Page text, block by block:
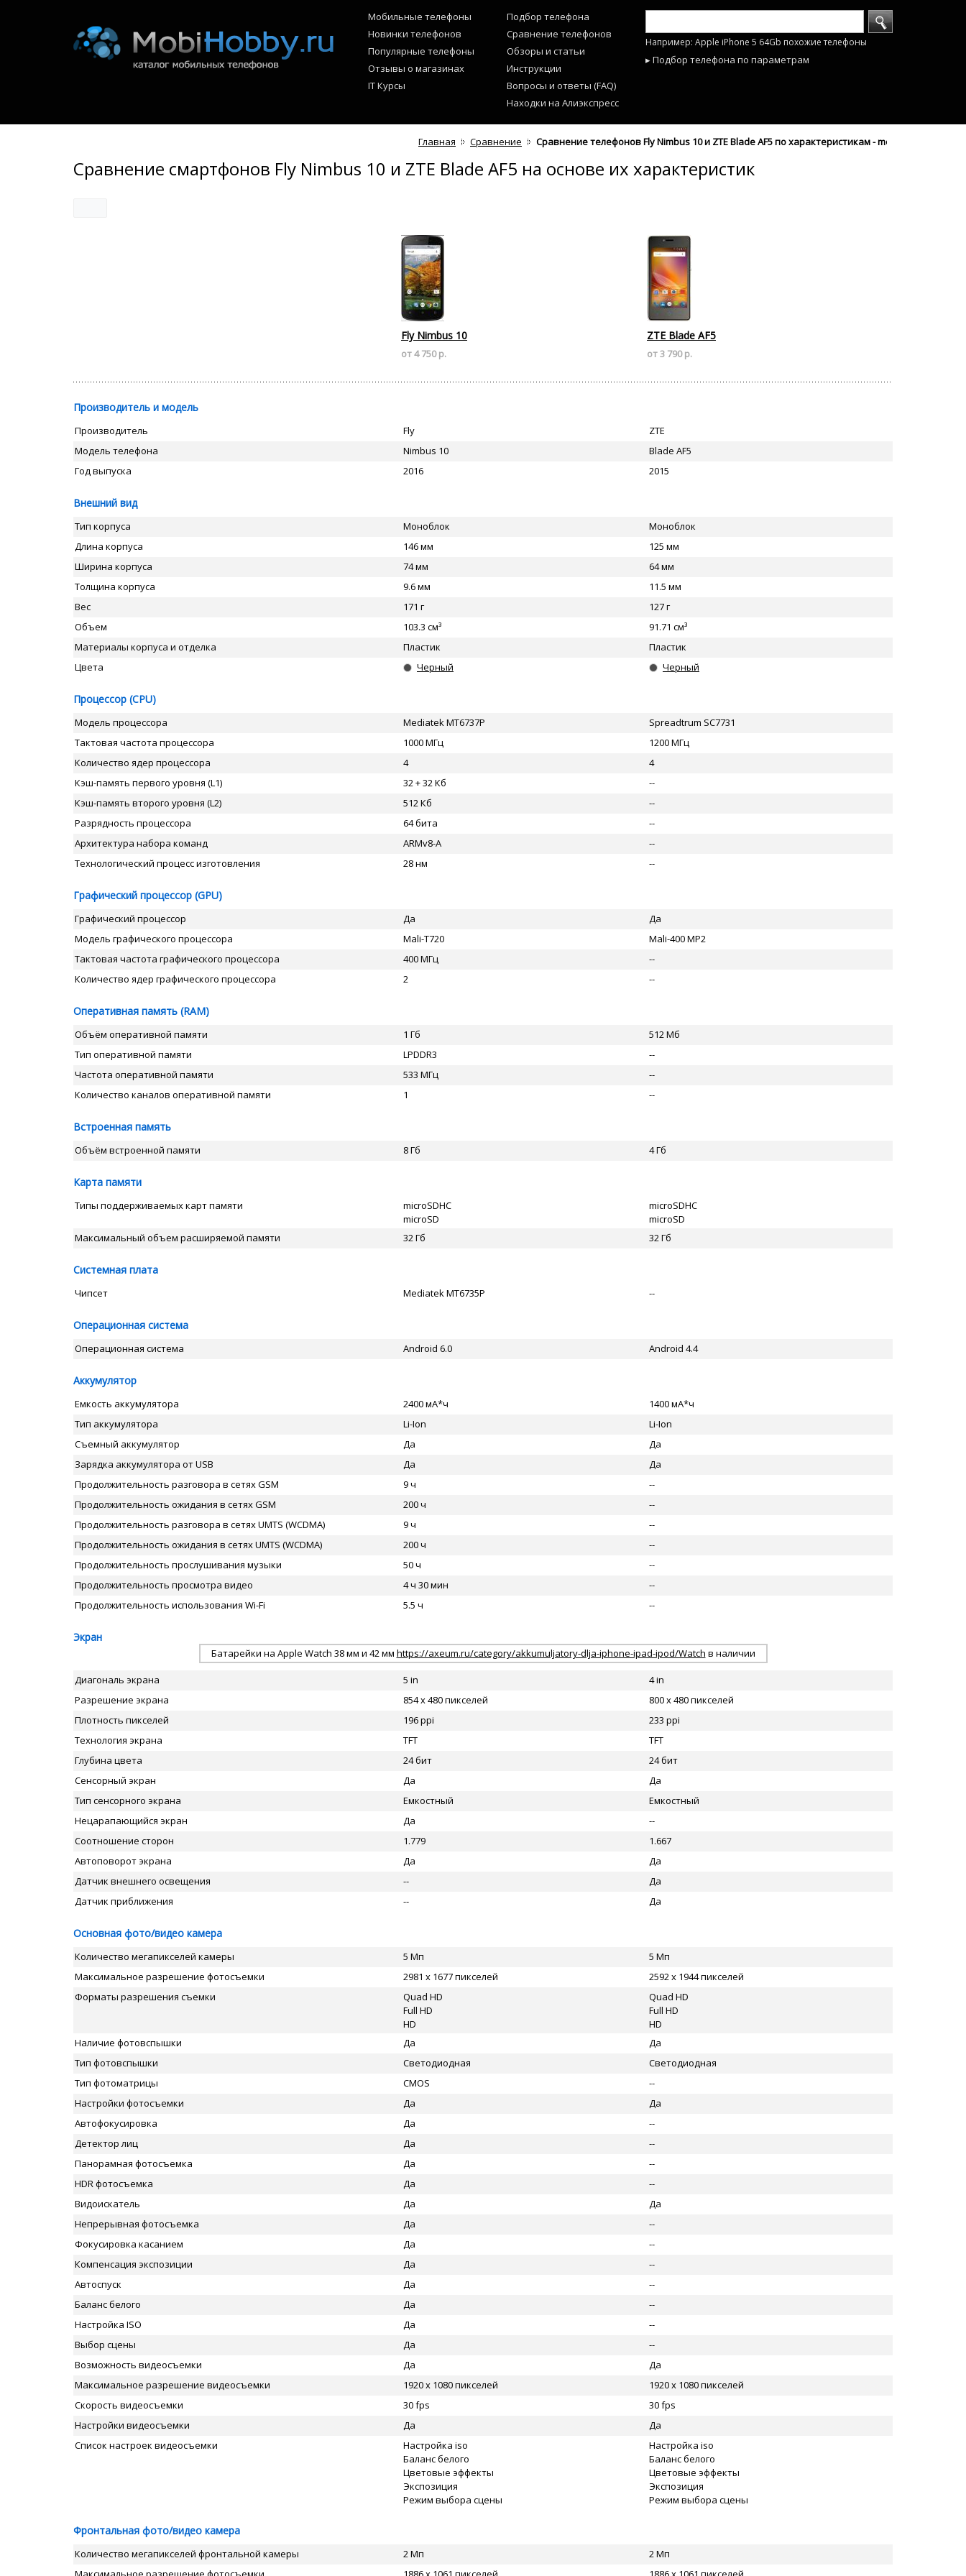
Мобильные телефоны
Новинки телефонов
Популярные телефоны
Отзывы о магазинах
IT Курсы
Подбор телефона
Сравнение телефонов
Обзоры и статьи
Инструкции
Вопросы и ответы (FAQ)
Находки на Алиэкспресс
Например: Apple iPhone 5 64Gb похожие телефоны
▸ Подбор телефона по параметрам
Главная Сравнение Сравнение телефонов Fly Nimbus 10 и ZTE Blade AF5 по характеристикам - mobyhobby.ru
Сравнение смартфонов Fly Nimbus 10 и ZTE Blade AF5 на основе их характеристик
Fly Nimbus 10
от 4 750 р.
ZTE Blade AF5
от 3 790 р.
Производитель и модель
Производитель Fly
ZTE
Модель телефона
Nimbus 10
Blade AF5
Год выпуска
2016 2015
Внешний вид
Тип корпуса Моноблок
Моноблок
Длина корпуса
146 мм
125 мм
Ширина корпуса
74 мм
64 мм
Толщина корпуса
9.6 мм
11.5 мм
Вес
171 г
127 г
Объем
103.3 см³
91.71 см³
Материалы корпуса и отделка
Пластик
Пластик
Цвета
Черный Черный
Процессор (CPU)
Модель процессора Mediatek MT6737P
Spreadtrum SC7731
Тактовая частота процессора
1000 МГц
1200 МГц
Количество ядер процессора
4
4
Кэш-память первого уровня (L1)
32 + 32 Кб
--
Кэш-память второго уровня (L2)
512 Кб
--
Разрядность процессора
64 бита
--
Архитектура набора команд
ARMv8-A
--
Технологический процесс изготовления
28 нм --
Графический процессор (GPU)
Графический процессор Да
Да
Модель графического процессора
Mali-T720
Mali-400 MP2
Тактовая частота графического процессора
400 МГц
--
Количество ядер графического процессора
2 --
Оперативная память (RAM)
Объём оперативной памяти 1 Гб
512 Мб
Тип оперативной памяти
LPDDR3
--
Частота оперативной памяти
533 МГц
--
Количество каналов оперативной памяти
1 --
Встроенная память
Объём встроенной памяти 8 Гб 4 Гб
Карта памяти
Типы поддерживаемых карт памяти
microSDHC
microSD
microSDHC
microSD
Максимальный объем расширяемой памяти
32 Гб 32 Гб
Системная плата
Чипсет Mediatek MT6735P --
Операционная система
Операционная система Android 6.0 Android 4.4
Аккумулятор
Емкость аккумулятора 2400 мА*ч
1400 мА*ч
Тип аккумулятора
Li-Ion
Li-Ion
Съемный аккумулятор
Да
Да
Зарядка аккумулятора от USB
Да
Да
Продолжительность разговора в сетях GSM
9 ч
--
Продолжительность ожидания в сетях GSM
200 ч
--
Продолжительность разговора в сетях UMTS (WCDMA)
9 ч
--
Продолжительность ожидания в сетях UMTS (WCDMA)
200 ч
--
Продолжительность прослушивания музыки
50 ч
--
Продолжительность просмотра видео
4 ч 30 мин
--
Продолжительность использования Wi-Fi
5.5 ч --
Экран
Батарейки на Apple Watch 38 мм и 42 мм https://axeum.ru/category/akkumuljatory-dlja-iphone-ipad-ipod/Watch в наличии
Диагональ экрана 5 in
4 in
Разрешение экрана
854 x 480 пикселей
800 x 480 пикселей
Плотность пикселей
196 ppi
233 ppi
Технология экрана
TFT
TFT
Глубина цвета
24 бит
24 бит
Сенсорный экран
Да
Да
Тип сенсорного экрана
Емкостный
Емкостный
Нецарапающийся экран
Да
--
Соотношение сторон
1.779
1.667
Автоповорот экрана
Да
Да
Датчик внешнего освещения
--
Да
Датчик приближения
-- Да
Основная фото/видео камера
Количество мегапикселей камеры 5 Мп
5 Мп
Максимальное разрешение фотосъемки
2981 x 1677 пикселей
2592 x 1944 пикселей
Форматы разрешения съемки
Quad HD
Full HD
HD
Quad HD
Full HD
HD
Наличие фотовспышки
Да
Да
Тип фотовспышки
Светодиодная
Светодиодная
Тип фотоматрицы
CMOS
--
Настройки фотосъемки
Да
Да
Автофокусировка
Да
--
Детектор лиц
Да
--
Панорамная фотосъемка
Да
--
HDR фотосъемка
Да
--
Видоискатель
Да
Да
Непрерывная фотосъемка
Да
--
Фокусировка касанием
Да
--
Компенсация экспозиции
Да
--
Автоспуск
Да
--
Баланс белого
Да
--
Настройка ISO
Да
--
Выбор сцены
Да
--
Возможность видеосъемки
Да
Да
Максимальное разрешение видеосъемки
1920 x 1080 пикселей
1920 x 1080 пикселей
Скорость видеосъемки
30 fps
30 fps
Настройки видеосъемки
Да
Да
Список настроек видеосъемки
Настройка iso
Баланс белого
Цветовые эффекты
Экспозиция
Режим выбора сцены
Настройка iso
Баланс белого
Цветовые эффекты
Экспозиция
Режим выбора сцены
Фронтальная фото/видео камера
Количество мегапикселей фронтальной камеры 2 Мп
2 Мп